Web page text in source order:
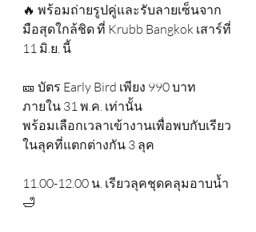
🔥 พร้อมถ่ายรูปคู่และรับลายเซ็นจาก
มือสุดใกล้ชิด ที่ Krubb Bangkok เสาร์ที่
11 มิ.ย. นี้
🎫 บัตร Early Bird เพียง 990 บาท
ภายใน 31 พ.ค. เท่านั้น
พร้อมเลือกเวลาเข้างานเพื่อพบกับเรียว
ในลุคที่แตกต่างกัน 3 ลุค
11.00-12.00 น. เรียวลุคชุดคลุมอาบน้ำ
🛁